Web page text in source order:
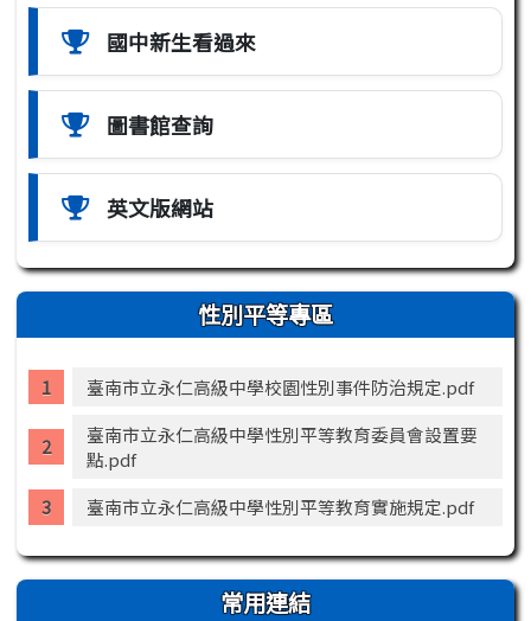
國中新生看過來
圖書館查詢
英文版網站
性別平等專區
臺南市立永仁高級中學校園性別事件防治規定.pdf
臺南市立永仁高級中學性別平等教育委員會設置要
點.pdf
臺南市立永仁高級中學性別平等教育實施規定.pdf
常用連結